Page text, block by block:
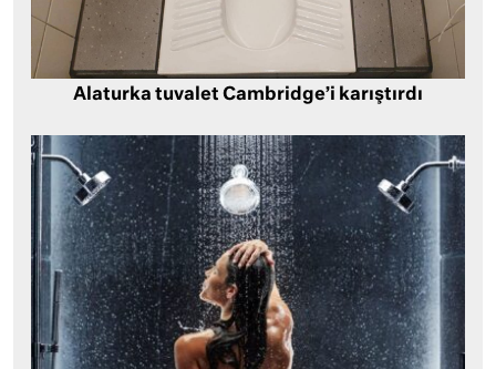
Alaturka tuvalet Cambridge’i karıştırdı